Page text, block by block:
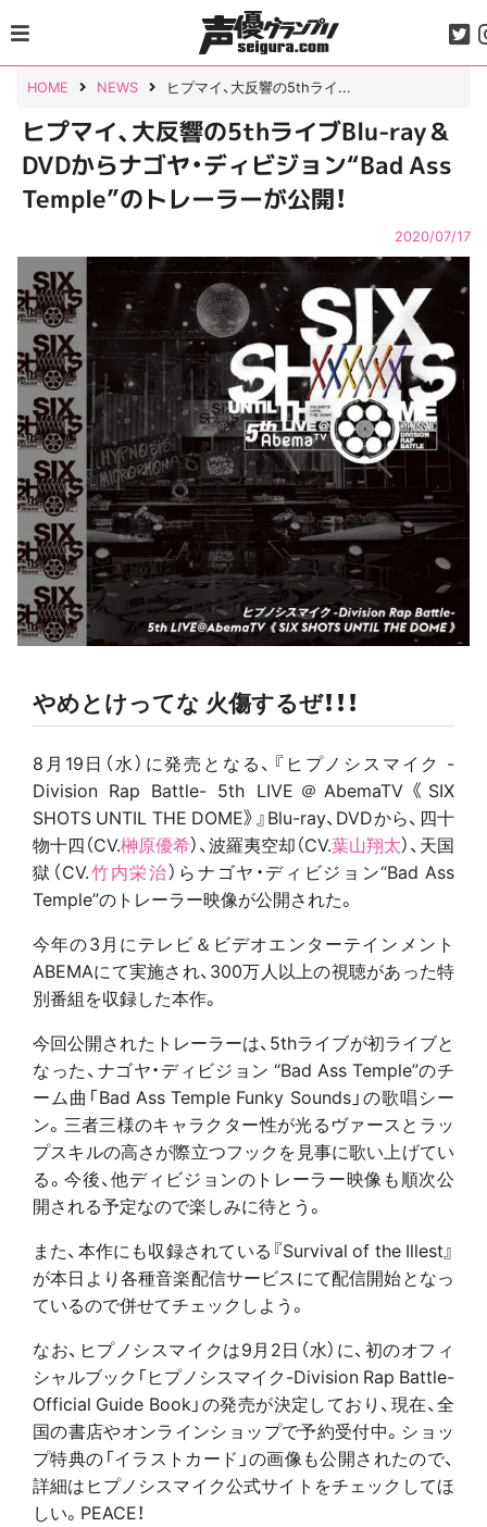
to
content
HOME NEWS ヒプマイ、大反響の5thライ...
ヒプマイ、大反響の5thライブBlu-ray＆
DVDからナゴヤ・ディビジョン“Bad Ass
Temple”のトレーラーが公開！
2020/07/17
やめとけってな 火傷するぜ！！！
8月19日（水）に発売となる、『ヒプノシスマイク -
Division Rap Battle- 5th LIVE＠AbemaTV《SIX
SHOTS UNTIL THE DOME》』Blu-ray、DVDから、四十
物十四（CV.榊原優希）、波羅夷空却（CV.葉山翔太）、天国
獄（CV.竹内栄治）らナゴヤ・ディビジョン“Bad Ass
Temple”のトレーラー映像が公開された。
今年の3月にテレビ＆ビデオエンターテインメント
ABEMAにて実施され、300万人以上の視聴があった特
別番組を収録した本作。
今回公開されたトレーラーは、5thライブが初ライブと
なった、ナゴヤ・ディビジョン “Bad Ass Temple”のチ
ーム曲「Bad Ass Temple Funky Sounds」の歌唱シー
ン。三者三様のキャラクター性が光るヴァースとラッ
プスキルの高さが際立つフックを見事に歌い上げてい
る。今後、他ディビジョンのトレーラー映像も順次公
開される予定なので楽しみに待とう。
また、本作にも収録されている『Survival of the Illest』
が本日より各種音楽配信サービスにて配信開始となっ
ているので併せてチェックしよう。
なお、ヒプノシスマイクは9月2日（水）に、初のオフィ
シャルブック「ヒプノシスマイク-Division Rap Battle-
Official Guide Book」の発売が決定しており、現在、全
国の書店やオンラインショップで予約受付中。ショッ
プ特典の「イラストカード」の画像も公開されたので、
詳細はヒプノシスマイク公式サイトをチェックしてほ
しい。PEACE！